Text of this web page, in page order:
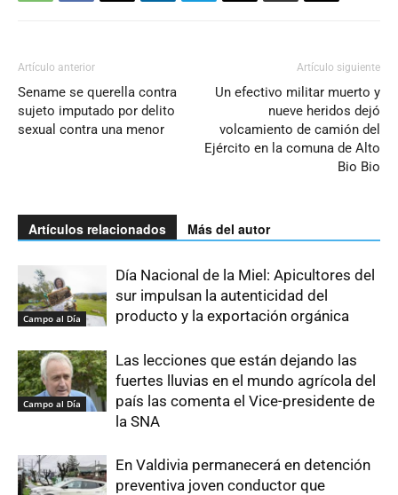
Artículo anterior
Sename se querella contra
sujeto imputado por delito
sexual contra una menor
Artículo siguiente
Un efectivo militar muerto y
nueve heridos dejó
volcamiento de camión del
Ejército en la comuna de Alto
Bio Bio
Artículos relacionados Más del autor
Campo al Día
Día Nacional de la Miel: Apicultores del
sur impulsan la autenticidad del
producto y la exportación orgánica
Campo al Día
Las lecciones que están dejando las
fuertes lluvias en el mundo agrícola del
país las comenta el Vice-presidente de
la SNA
En Valdivia permanecerá en detención
preventiva joven conductor que